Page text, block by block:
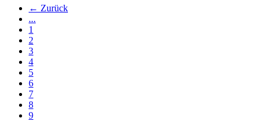
← Zurück
...
1
2
3
4
5
6
7
8
9